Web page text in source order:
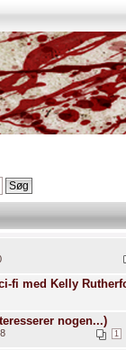
fi med Kelly
nogen...)
1